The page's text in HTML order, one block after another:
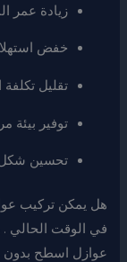
زيادة عمر
خفض
تقليل تكلفة
توفير بيئة
تحسين شكل
هل يمكن تركيب
في الوقت الحالي
عوازل اسطح بدون